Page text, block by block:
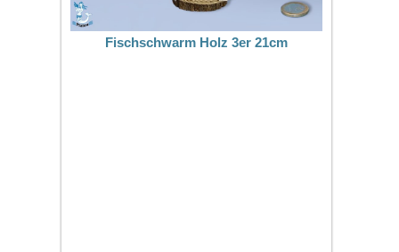
Fischschwarm Holz 3er 21cm